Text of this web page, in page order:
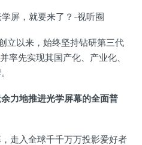
立以来，始终坚持钻研第三代
先实现其国产化、产业化、
力地推进光学屏幕的全面普
走入全球千千万万投影爱好者